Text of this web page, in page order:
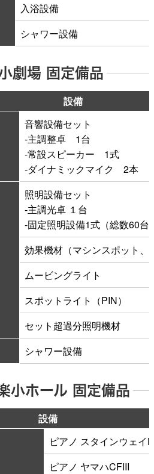
入浴設備
シャワー設備
劇場 固定備品
設備
音響設備セット
-主調整卓 1台
‐常設スピーカー 1式
‐ダイナミックマイク 2本
照明設備セット
-主調光卓 １台
-固定照明設備1式（総数60台
効果機材（マシンスポット、
ムービングライト
スポットライト（PIN）
セット超過分照明機材
シャワー設備
小ホール 固定備品
設備
ピアノ スタインウェイ
ピアノ ヤマハCFIII